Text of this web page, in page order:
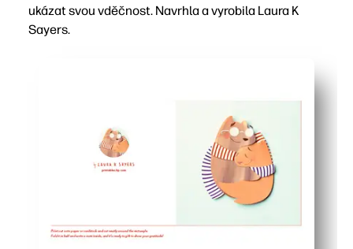
ukázat svou vděčnost. Navrhla a vyrobila Laura K
Sayers.
Přátelské medvědí umělecké dílo potěší děti i dospělé
Tiskne na US Letter nebo A4 - uvolněte prostor uvnitř